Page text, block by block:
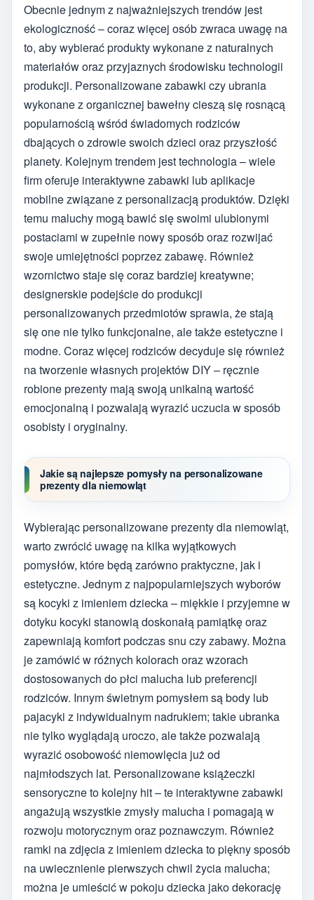
Obecnie jednym z najważniejszych trendów jest
ekologiczność – coraz więcej osób zwraca uwagę na
to, aby wybierać produkty wykonane z naturalnych
materiałów oraz przyjaznych środowisku technologii
produkcji. Personalizowane zabawki czy ubrania
wykonane z organicznej bawełny cieszą się rosnącą
popularnością wśród świadomych rodziców
dbających o zdrowie swoich dzieci oraz przyszłość
planety. Kolejnym trendem jest technologia – wiele
firm oferuje interaktywne zabawki lub aplikacje
mobilne związane z personalizacją produktów. Dzięki
temu maluchy mogą bawić się swoimi ulubionymi
postaciami w zupełnie nowy sposób oraz rozwijać
swoje umiejętności poprzez zabawę. Również
wzornictwo staje się coraz bardziej kreatywne;
designerskie podejście do produkcji
personalizowanych przedmiotów sprawia, że stają
się one nie tylko funkcjonalne, ale także estetyczne i
modne. Coraz więcej rodziców decyduje się również
na tworzenie własnych projektów DIY – ręcznie
robione prezenty mają swoją unikalną wartość
emocjonalną i pozwalają wyrazić uczucia w sposób
osobisty i oryginalny.
Jakie są najlepsze pomysły na personalizowane
prezenty dla niemowląt
Wybierając personalizowane prezenty dla niemowląt,
warto zwrócić uwagę na kilka wyjątkowych
pomysłów, które będą zarówno praktyczne, jak i
estetyczne. Jednym z najpopularniejszych wyborów
są kocyki z imieniem dziecka – miękkie i przyjemne w
dotyku kocyki stanowią doskonałą pamiątkę oraz
zapewniają komfort podczas snu czy zabawy. Można
je zamówić w różnych kolorach oraz wzorach
dostosowanych do płci malucha lub preferencji
rodziców. Innym świetnym pomysłem są body lub
pajacyki z indywidualnym nadrukiem; takie ubranka
nie tylko wyglądają uroczo, ale także pozwalają
wyrazić osobowość niemowlęcia już od
najmłodszych lat. Personalizowane książeczki
sensoryczne to kolejny hit – te interaktywne zabawki
angażują wszystkie zmysły malucha i pomagają w
rozwoju motorycznym oraz poznawczym. Również
ramki na zdjęcia z imieniem dziecka to piękny sposób
na uwiecznienie pierwszych chwil życia malucha;
można je umieścić w pokoju dziecka jako dekorację